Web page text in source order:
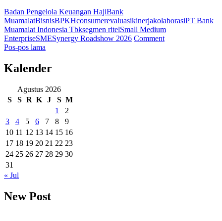
Badan Pengelola Keuangan HajiBank
MuamalatBisnisBPKHconsumerevaluasikinerjakolaborasiPT Bank
Muamalat Indonesia Tbksegmen ritelSmall Medium
EnterpriseSMESynergy Roadshow 2026 Commenton
Navigasi
pos
Pos-pos lama
Kalender
Agustus 2026
S
S R K J S M
1
2
3
4 5 6 7 8
9
10 11 12 13 14 15 16
17 18 19 20 21 22 23
24 25 26 27 28 29 30
31
« Jul
New Post